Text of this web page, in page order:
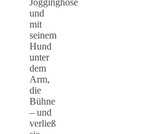
und
mit
seinem
Hund
unter
dem
Arm,
die
Bühne
– und
verließ